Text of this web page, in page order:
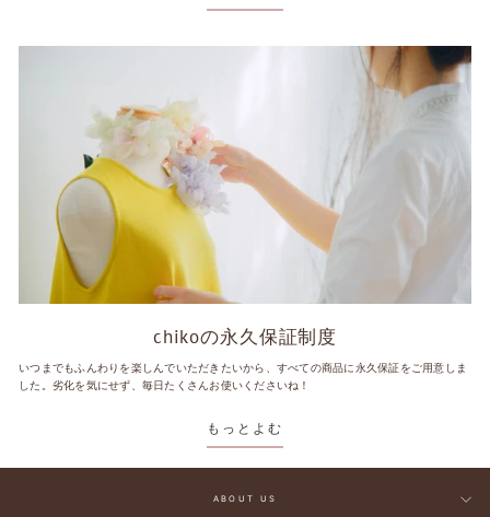
chikoの永久保証制度
いつまでもふんわりを楽しんでいただきたいから、すべての商品に永久保証をご用意しま
した。劣化を気にせず、毎日たくさんお使いくださいね！
もっとよむ
ABOUT US